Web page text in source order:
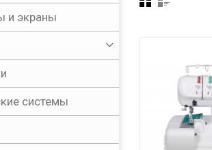
и экраны
системы